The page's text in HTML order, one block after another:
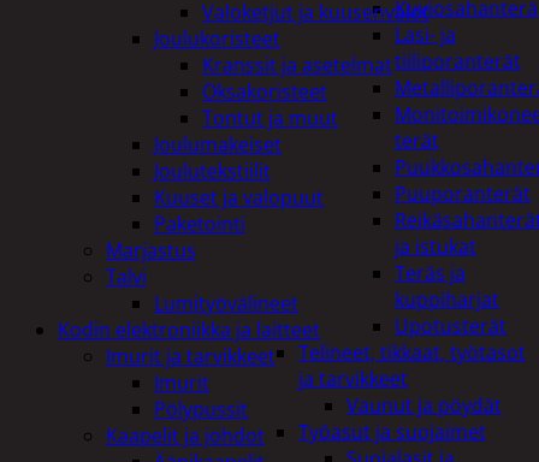
Kuviosahanterä
Lasi- ja
tiiliporanterät
terät
Puuporanterät
ja istukat
Teräs ja
kuppiharjat
Upotusterät
Telineet, tikkaat, työtasot
ja tarvikkeet
Vaunut ja pöydät
Työasut ja suojaimet
Valoketjut ja kuusenvalot
Joulukoristeet
Kranssit ja asetelmat
Oksakoristeet
Tontut ja muut
Joulumakeiset
Joulutekstiilit
Kuuset ja valopuut
Paketointi
Marjastus
Talvi
Lumityövälineet
Kodin elektroniikka ja laitteet
Imurit ja tarvikkeet
Imurit
Pölypussit
Kaapelit ja johdot